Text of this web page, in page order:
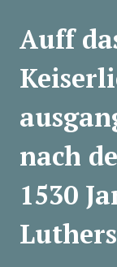
Auff
nach
1530